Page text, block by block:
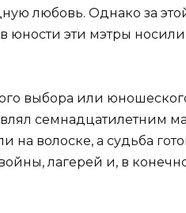
любовь. Однако за
юности эти мэтры
выбора или
семнадцатилетним
на волоске, а судьба
лагерей и, в